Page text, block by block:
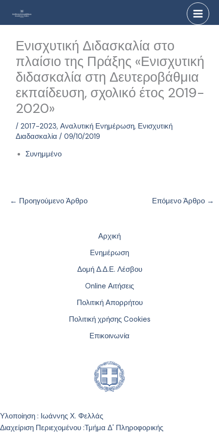
Ενισχυτική Διδασκαλία στο
πλαίσιο της Πράξης «Ενισχυτική
διδασκαλία στη Δευτεροβάθμια
εκπαίδευση, σχολικό έτος 2019-
2020»
/2017-2023,Αναλυτική Ενημέρωση, Ενισχυτική
Διαδασκαλία /09/10/2019
Συνημμένο
← Προηγούμενο Άρθρο Επόμενο Άρθρο →
Αρχική
Ενημέρωση
Δομή Δ.Δ.Ε. Λέσβου
Online Αιτήσεις
Πολιτική Απορρήτου
Πολιτική χρήσης Cookies
Επικοινωνία
Υλοποίηση : Ιωάννης Χ. Φελλάς
Διαχείριση Περιεχομένου :Τμήμα Δ' Πληροφορικής